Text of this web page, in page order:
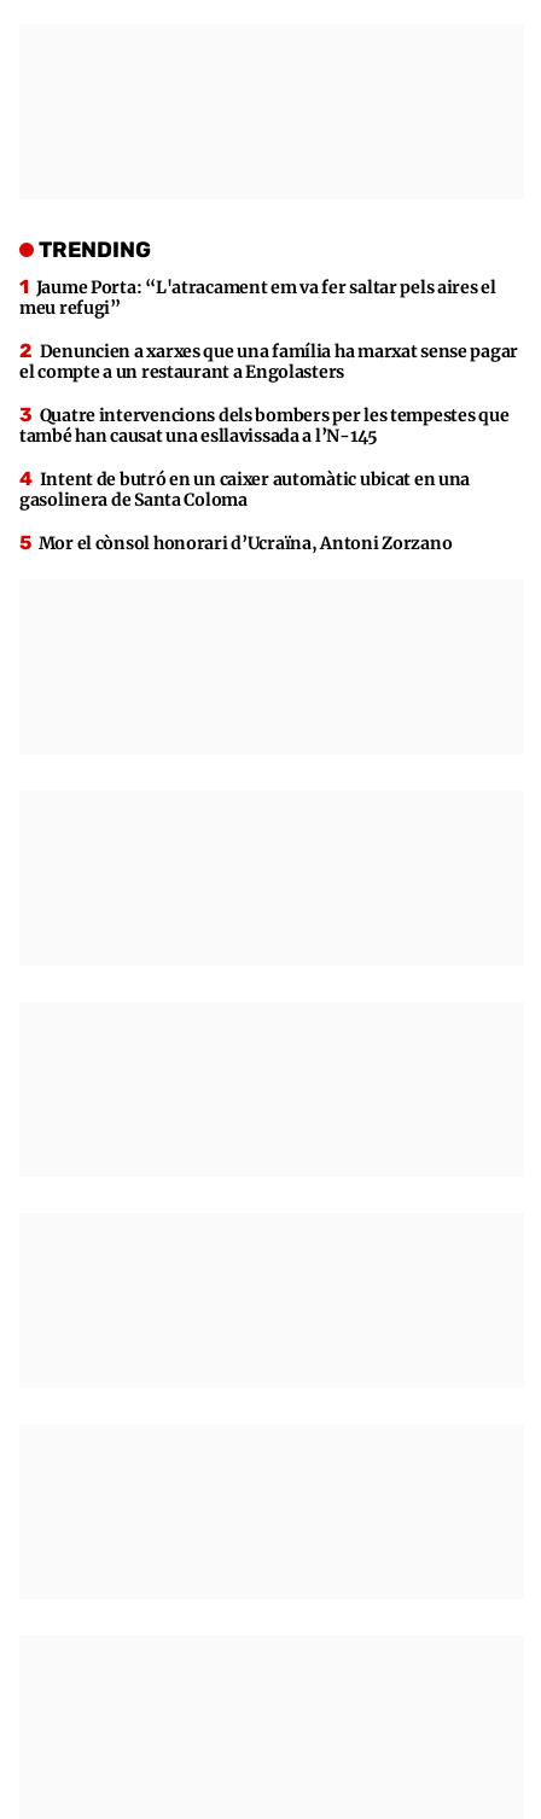
TRENDING
Jaume Porta: “L'atracament em va fer saltar pels aires el
meu refugi”
Denuncien a xarxes que una família ha marxat sense pagar
el compte a un restaurant a Engolasters
Quatre intervencions dels bombers per les tempestes que
també han causat una esllavissada a l’N-145
Intent de butró en un caixer automàtic ubicat en una
gasolinera de Santa Coloma
Mor el cònsol honorari d’Ucraïna, Antoni Zorzano